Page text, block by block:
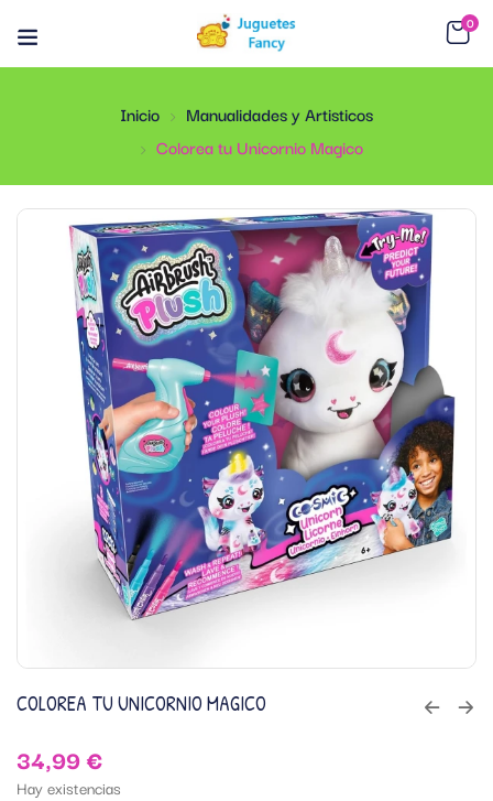
0
Inicio
Manualidades y Artisticos
Colorea tu Unicornio Magico
COLOREA TU UNICORNIO MAGICO
34,99€
Hay existencias